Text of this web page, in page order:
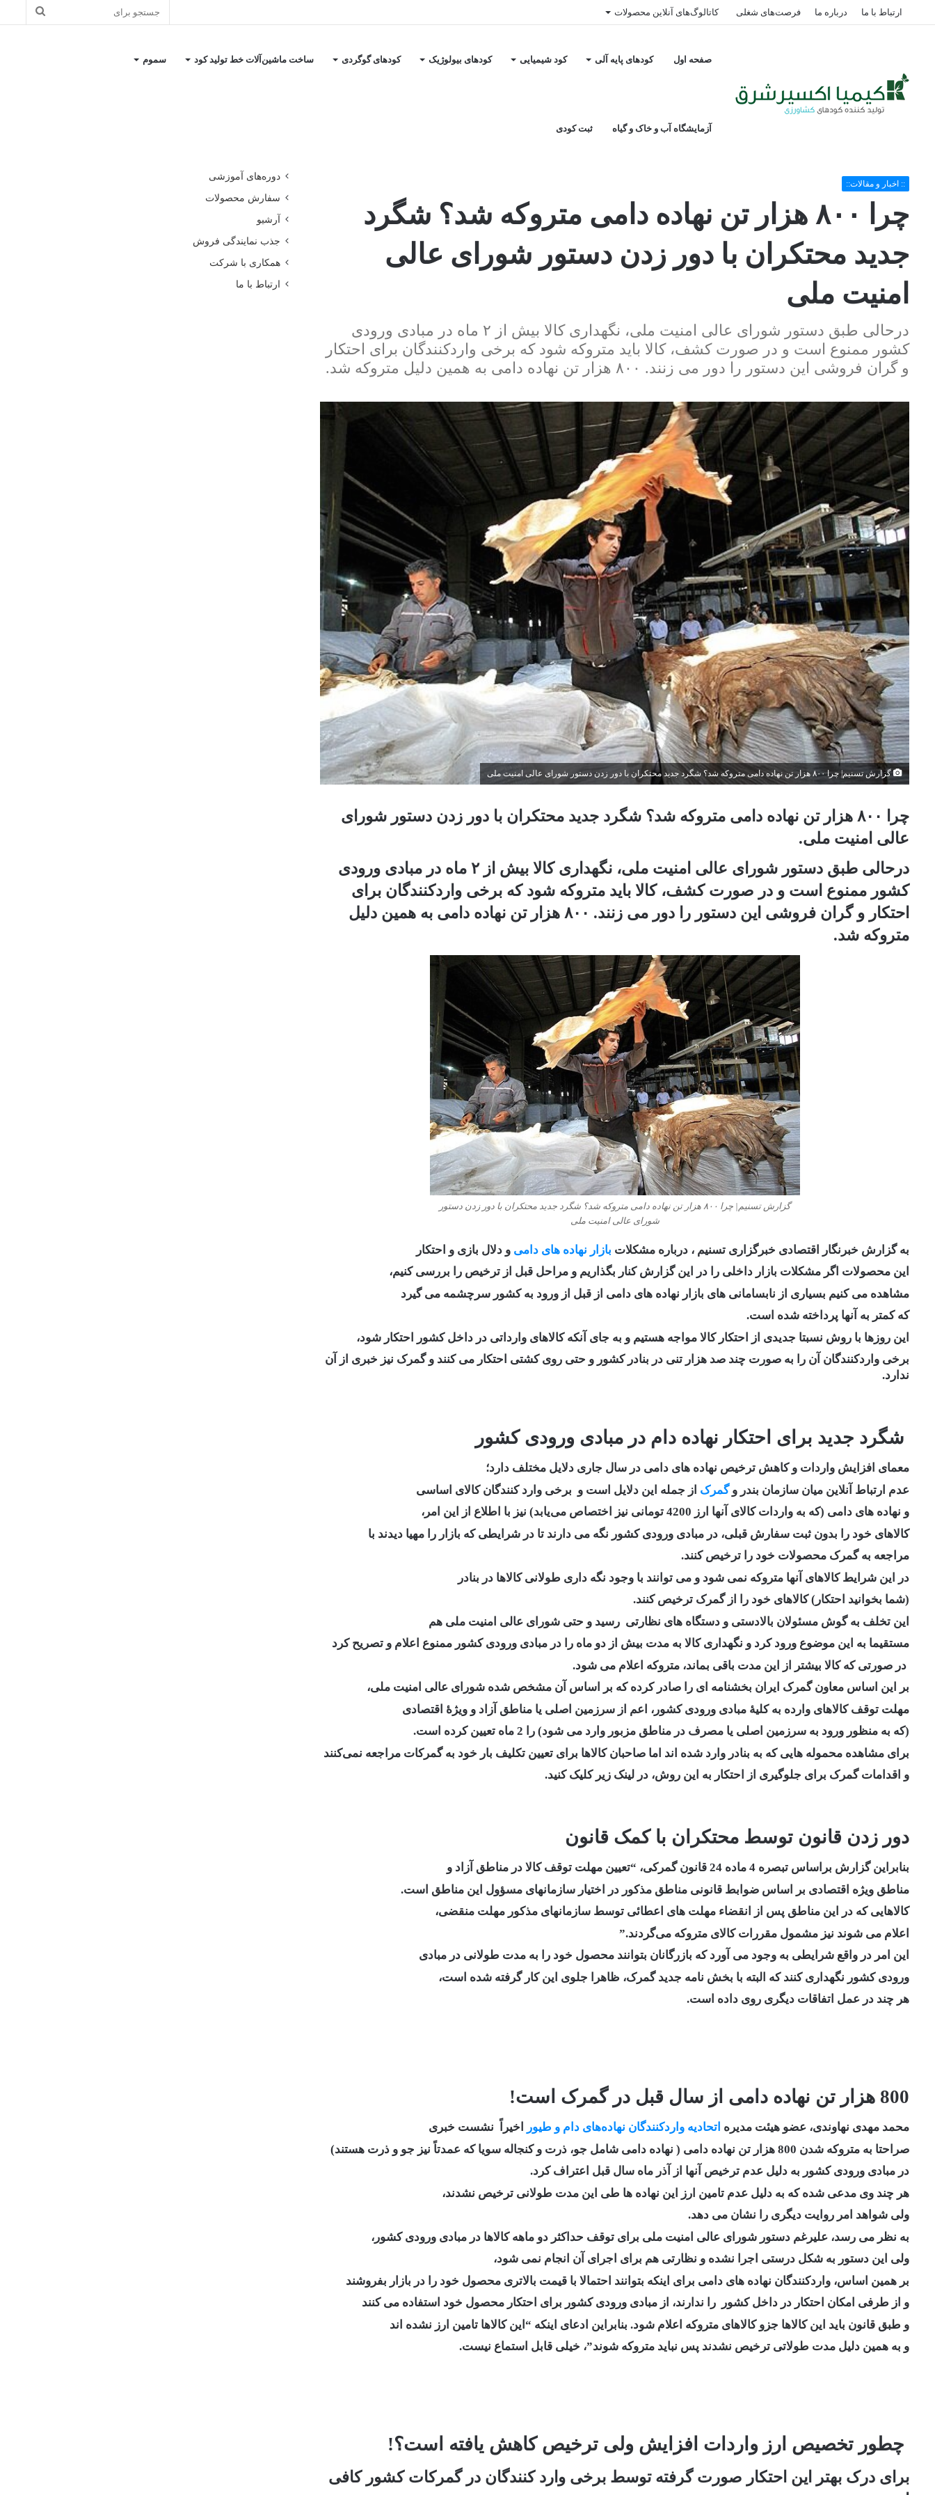
ارتباط با ما درباره ما فرصت‌های شغلی کاتالوگ‌های آنلاین محصولات جستجو
صفحه اول کودهای پایه آلی کود شیمیایی کودهای بیولوژیک کودهای گوگردی ساخت ماشین‌آلات خط تولید کود سموم
آزمایشگاه آب و خاک و گیاه ثبت کودی
:: اخبار و مقالات::
چرا ۸۰۰ هزار تن نهاده دامی متروکه شد؟ شگرد
جدید محتکران با دور زدن دستور شورای عالی
امنیت ملی
درحالی طبق دستور شورای عالی امنیت ملی، نگهداری کالا بیش از ۲ ماه در مبادی ورودی
کشور ممنوع است و در صورت کشف، کالا باید متروکه شود که برخی واردکنندگان برای احتکار
و گران فروشی این دستور را دور می زنند. ۸۰۰ هزار تن نهاده دامی به همین دلیل متروکه شد.
گزارش تسنیم| چرا ۸۰۰ هزار تن نهاده دامی متروکه شد؟ شگرد جدید محتکران با دور زدن دستور شورای عالی امنیت ملی
چرا ۸۰۰ هزار تن نهاده دامی متروکه شد؟ شگرد جدید محتکران با دور زدن دستور شورای
عالی امنیت ملی.
درحالی طبق دستور شورای عالی امنیت ملی، نگهداری کالا بیش از ۲ ماه در مبادی ورودی
کشور ممنوع است و در صورت کشف، کالا باید متروکه شود که برخی واردکنندگان برای
احتکار و گران فروشی این دستور را دور می زنند. ۸۰۰ هزار تن نهاده دامی به همین دلیل
متروکه شد.
گزارش تسنیم| چرا ۸۰۰ هزار تن نهاده دامی متروکه شد؟ شگرد جدید محتکران با دور زدن دستور
شورای عالی امنیت ملی
به گزارش خبرنگار اقتصادی خبرگزاری تسنیم ، درباره مشکلات بازار نهاده های دامی و دلال بازی و احتکار
این محصولات اگر مشکلات بازار داخلی را در این گزارش کنار بگذاریم و مراحل قبل از ترخیص را بررسی کنیم،
مشاهده می کنیم بسیاری از نابسامانی های بازار نهاده های دامی از قبل از ورود به کشور سرچشمه می گیرد
که کمتر به آنها پرداخته شده است.
این روزها با روش نسبتا جدیدی از احتکار کالا مواجه هستیم و به جای آنکه کالاهای وارداتی در داخل کشور احتکار شود،
برخی واردکنندگان آن را به صورت چند صد هزار تنی در بنادر کشور و حتی روی کشتی احتکار می کنند و گمرک نیز خبری از آن
ندارد.
شگرد جدید برای احتکار نهاده دام در مبادی ورودی کشور
معمای افزایش واردات و کاهش ترخیص نهاده های دامی در سال جاری دلایل مختلف دارد؛
عدم ارتباط آنلاین میان سازمان بندر وگمرک از جمله این دلایل است و برخی وارد کنندگان کالای اساسی
و نهاده های دامی (که به واردات کالای آنها ارز 4200 تومانی نیز اختصاص می‌یابد) نیز با اطلاع از این امر،
کالاهای خود را بدون ثبت سفارش قبلی، در مبادی ورودی کشور نگه می دارند تا در شرایطی که بازار را مهیا دیدند با
مراجعه به گمرک محصولات خود را ترخیص کنند.
در این شرایط کالاهای آنها متروکه نمی شود و می توانند با وجود نگه داری طولانی کالاها در بنادر
(شما بخوانید احتکار) کالاهای خود را از گمرک ترخیص کنند.
این تخلف به گوش مسئولان بالادستی و دستگاه های نظارتی رسید و حتی شورای عالی امنیت ملی هم
مستقیما به این موضوع ورود کرد و نگهداری کالا به مدت بیش از دو ماه را در مبادی ورودی کشور ممنوع اعلام و تصریح کرد
در صورتی که کالا بیشتر از این مدت باقی بماند، متروکه اعلام می شود.
بر این اساس معاون گمرک ایران بخشنامه ای را صادر کرده که بر اساس آن مشخص شده شورای عالی امنیت ملی،
مهلت توقف کالاهای وارده به کلیۀ مبادی ورودی کشور، اعم از سرزمین اصلی یا مناطق آزاد و ویژۀ اقتصادی
(که به منظور ورود به سرزمین اصلی یا مصرف در مناطق مزبور وارد می شود) را 2 ماه تعیین کرده است.
برای مشاهده محموله هایی که به بنادر وارد شده اند اما صاحبان کالاها برای تعیین تکلیف بار خود به گمرکات مراجعه نمی‌کنند
و اقدامات گمرک برای جلوگیری از احتکار به این روش، در لینک زیر کلیک کنید.
دور زدن قانون توسط محتکران با کمک قانون
بنابراین گزارش براساس تبصره 4 ماده 24 قانون گمرکی، “تعیین مهلت توقف کالا در مناطق آزاد و
مناطق ویژه اقتصادی بر اساس ضوابط قانونی مناطق مذکور در اختیار سازمانهای مسؤول این مناطق است.
کالاهایی که در این مناطق پس از انقضاء مهلت های اعطائی توسط سازمانهای مذکور مهلت منقضی،
اعلام می شوند نیز مشمول مقررات کالای متروکه می‌گردند.”
این امر در واقع شرایطی به وجود می آورد که بازرگانان بتوانند محصول خود را به مدت طولانی در مبادی
ورودی کشور نگهداری کنند که البته با بخش نامه جدید گمرک، ظاهرا جلوی این کار گرفته شده است،
هر چند در عمل اتفاقات دیگری روی داده است.
800 هزار تن نهاده دامی از سال قبل در گمرک است!
محمد مهدی نهاوندی، عضو هیئت مدیره اتحادیه واردکنندگان نهاده‌های دام و طیور
اخیراً نشست خبری
صراحتا به متروکه شدن 800 هزار تن نهاده دامی ( نهاده دامی شامل جو، ذرت و کنجاله سویا که عمدتاً نیز جو و ذرت هستند)
در مبادی ورودی کشور به دلیل عدم ترخیص آنها از آذر ماه سال قبل اعتراف کرد.
هر چند وی مدعی شده که به دلیل عدم تامین ارز این نهاده ها طی این مدت طولانی ترخیص نشدند،
ولی شواهد امر روایت دیگری را نشان می دهد.
به نظر می رسد، علیرغم دستور شورای عالی امنیت ملی برای توقف حداکثر دو ماهه کالاها در مبادی ورودی کشور،
ولی این دستور به شکل درستی اجرا نشده و نظارتی هم برای اجرای آن انجام نمی شود،
بر همین اساس، واردکنندگان نهاده های دامی برای اینکه بتوانند احتمالا با قیمت بالاتری محصول خود را در بازار بفروشند
و از طرفی امکان احتکار در داخل کشور را ندارند، از مبادی ورودی کشور برای احتکار محصول خود استفاده می کنند
و طبق قانون باید این کالاها جزو کالاهای متروکه اعلام شود. بنابراین ادعای اینکه “این کالاها تامین ارز نشده اند
و به همین دلیل مدت طولاتی ترخیص نشدند پس نباید متروکه شوند”، خیلی قابل استماع نیست.
چطور تخصیص ارز واردات افزایش ولی ترخیص کاهش یافته است؟!
برای درک بهتر این احتکار صورت گرفته توسط برخی وارد کنندگان در گمرکات کشور کافی
دوره‌های آموزشی
سفارش محصولات
آرشیو
جذب نمایندگی فروش
همکاری با شرکت
ارتباط با ما